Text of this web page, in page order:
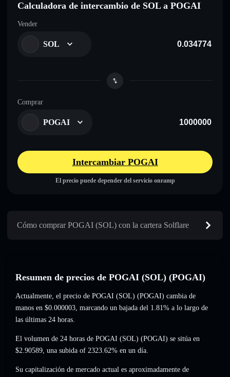
Calculadora de intercambio de SOL a POGAI
Vender
SOL
Comprar
POGAI
Intercambiar POGAI
El precio puede depender del servicio onramp
Cómo comprar POGAI (SOL) con la cartera Solflare
Resumen de precios de POGAI (SOL) (POGAI)
Actualmente, el precio de POGAI (SOL) (POGAI) cambia de
manos en $0.000003, marcando un bajada del 1.81% a lo largo de
las últimas 24 horas.
El volumen de 24 horas de POGAI (SOL) (POGAI) se sitúa en
$2.90589, una subida of 2323.62% en un día.
Su capitalización de mercado actual es aproximadamente de